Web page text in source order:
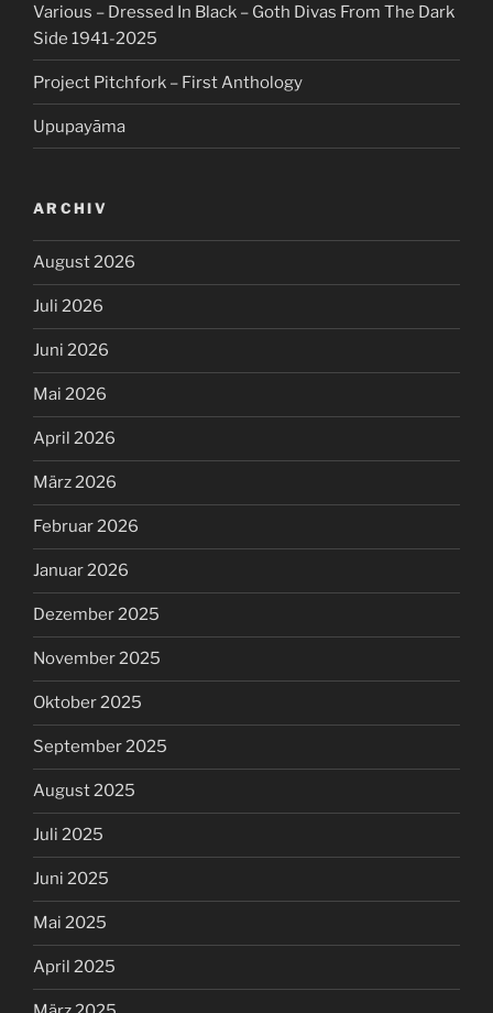
Various – Dressed In Black – Goth Divas From The Dark
Side 1941-2025
Project Pitchfork – First Anthology
Upupayāma
ARCHIV
August 2026
Juli 2026
Juni 2026
Mai 2026
April 2026
März 2026
Februar 2026
Januar 2026
Dezember 2025
November 2025
Oktober 2025
September 2025
August 2025
Juli 2025
Juni 2025
Mai 2025
April 2025